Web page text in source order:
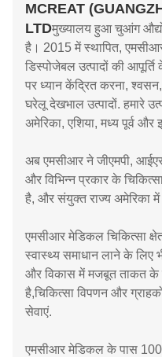
MCREAT
LTDमुख्यालय हुआ चुआंग
है। 2015 में स्थापित,
डिस्पोजेबल उत्पादों की आपूर्ति
पर ध्यान केंद्रित करना, श्वसन,
घरेलू देखभाल उत्पादों. हमारे
अमेरिका, एशिया, मध्य पूर्व और
अब एमसीआर ने जीएमपी,
और विभिन्न प्रकार के
है, और संयुक्त राज्य अमेरिका
एमसीआर मेडिकल चिकित्सा
स्वास्थ्य समाधान लाने के लिए
और विकास में मजबूत ताकत के
है,चिकित्सा विपणन और
सेवाएं.
एमसीआर मेडिकल के पास